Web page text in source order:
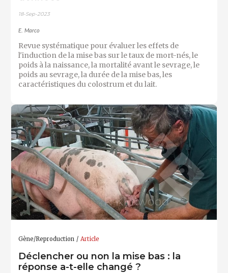
18-Sep-2023
E. Marco
Revue systématique pour évaluer les effets de
l'induction de la mise bas sur le taux de mort-nés, le
poids à la naissance, la mortalité avant le sevrage, le
poids au sevrage, la durée de la mise bas, les
caractéristiques du colostrum et du lait.
Gène/Reproduction Article
Déclencher ou non la mise bas : la
réponse a-t-elle changé ?